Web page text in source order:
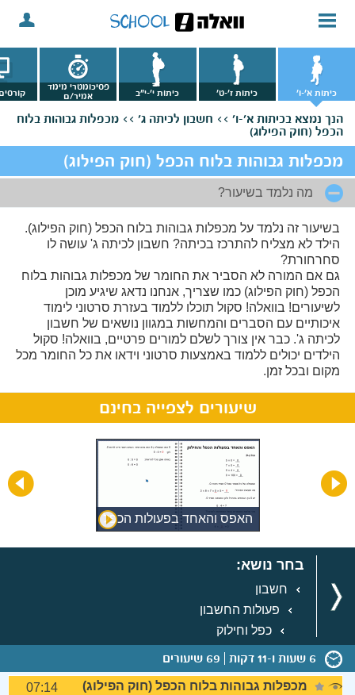
כיתות א'-ו' כיתות ז'-ט' כיתות י'-י"ב
פסיכומטרי מימד
אמיר/ם
הנך נמצא בכיתות א'-ו' >> חשבון לכיתה ג' >> מכפלות גבוהות בלוח
הכפל (חוק הפילוג)
מכפלות גבוהות בלוח הכפל (חוק הפילוג)
מה נלמד בשיעור?
בשיעור זה נלמד על מכפלות גבוהות בלוח הכפל (חוק הפילוג).
הילד לא מצליח להתרכז בכיתה? חשבון לכיתה ג' עושה לו
סחרחורת?
גם אם המורה לא הסביר את החומר של מכפלות גבוהות בלוח
הכפל (חוק הפילוג) כמו שצריך, אנחנו נדאג שיגיע מוכן
לשיעורים! בוואלה! סקול תוכלו ללמוד בעזרת סרטוני לימוד
איכותיים עם הסברים והמחשות במגוון נושאים של חשבון
לכיתה ג'. כבר אין צורך לשלם למורים פרטיים, בוואלה! סקול
הילדים יכולים ללמוד באמצעות סרטוני וידאו את כל החומר מכל
מקום ובכל זמן.
שיעורים לצפייה בחינם
האפס והאחד בפעולות הכפל
בחר נושא:
חשבון
פעולות החשבון
כפל וחילוק
6 שעות ו-11 דקות 69 שיעורים
מכפלות גבוהות בלוח הכפל (חוק הפילוג)
07:14